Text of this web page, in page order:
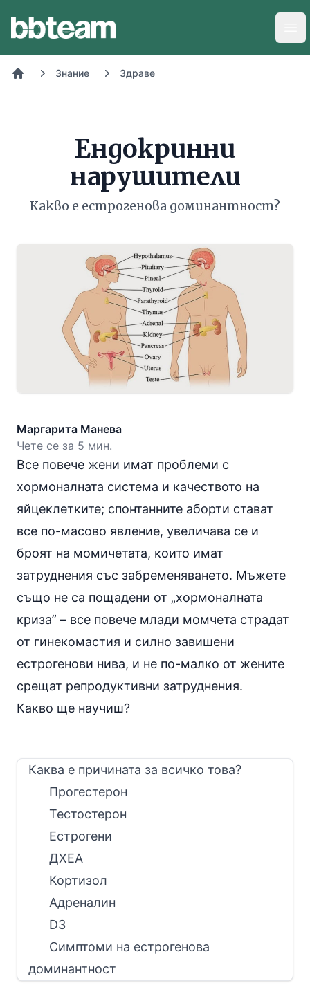
Знание Здраве
Ендокринни
нарушители
Какво е естрогенова доминантност?
Маргарита Манева
Чете се за 5 мин.
Все повече жени имат проблеми с
хормоналната система и качеството на
яйцеклетките; спонтанните аборти стават
все по-масово явление, увеличава се и
броят на момичетата, които имат
затруднения със забременяването. Мъжете
също не са пощадени от „хормоналната
криза” – все повече млади момчета страдат
от гинекомастия и силно завишени
естрогенови нива, и не по-малко от жените
срещат репродуктивни затруднения.
Какво ще научиш?
Каква е причината за всичко това?
Прогестерон
Тестостерон
Естрогени
ДХЕА
Кортизол
Адреналин
D3
Симптоми на естрогенова
доминантност